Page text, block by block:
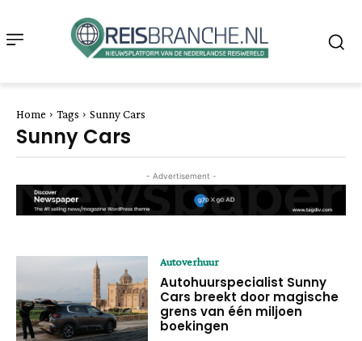
Home Tags Sunny Cars
Sunny Cars
- Advertisement -
Autoverhuur
Autohuurspecialist Sunny
Cars breekt door magische
grens van één miljoen
boekingen